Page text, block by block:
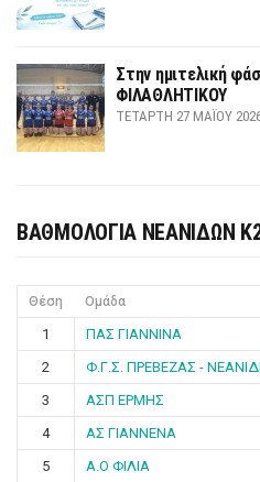
Στην ημιτελική
ΦΙΛΑΘΛΗΤΙΚΟΥ
ΤΕΤΆΡΤΗ 27 ΜΑΪ́ΟΥ
ΒΑΘΜΟΛΟΓΙΑ ΝΕΑΝΙΔΩΝ
Θέση Ομάδα
1 ΠΑΣ ΓΙΑΝΝΙΝΑ
2
Φ.Γ.Σ. ΠΡΕΒΕΖΑΣ -
3
ΑΣΠ ΕΡΜΗΣ
4
ΑΣ ΓΙΑΝΝΕΝΑ
5
Α.Ο ΦΙΛΙΑ